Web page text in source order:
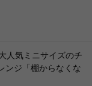
人気ミニサイズのチ
ンジ「棚からなくな